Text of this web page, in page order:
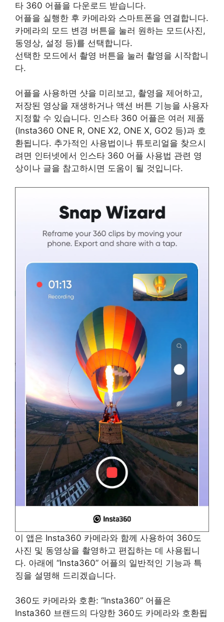
타 360 어플을 다운로드 받습니다.
어플을 실행한 후 카메라와 스마트폰을 연결합니다.
카메라의 모드 변경 버튼을 눌러 원하는 모드(사진,
동영상, 설정 등)를 선택합니다.
선택한 모드에서 촬영 버튼을 눌러 촬영을 시작합니
다.
어플을 사용하면 샷을 미리보고, 촬영을 제어하고,
저장된 영상을 재생하거나 액션 버튼 기능을 사용자
지정할 수 있습니다. 인스타 360 어플은 여러 제품
(Insta360 ONE R, ONE X2, ONE X, GO2 등)과 호
환됩니다. 추가적인 사용법이나 튜토리얼을 찾으시
려면 인터넷에서 인스타 360 어플 사용법 관련 영
상이나 글을 참고하시면 도움이 될 것입니다.
이 앱은 Insta360 카메라와 함께 사용하여 360도
사진 및 동영상을 촬영하고 편집하는 데 사용됩니
다. 아래에 “Insta360” 어플의 일반적인 기능과 특
징을 설명해 드리겠습니다.
360도 카메라와 호환: “Insta360” 어플은
Insta360 브랜드의 다양한 360도 카메라와 호환됩